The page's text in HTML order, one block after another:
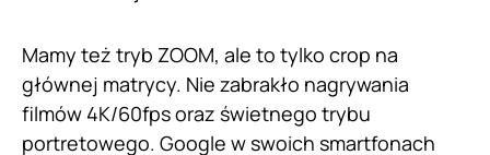
Mamy też tryb ZOOM, ale to tylko crop na
głównej matrycy. Nie zabrakło nagrywania
filmów 4K/60fps oraz świetnego trybu
portretowego. Google w swoich smartfonach